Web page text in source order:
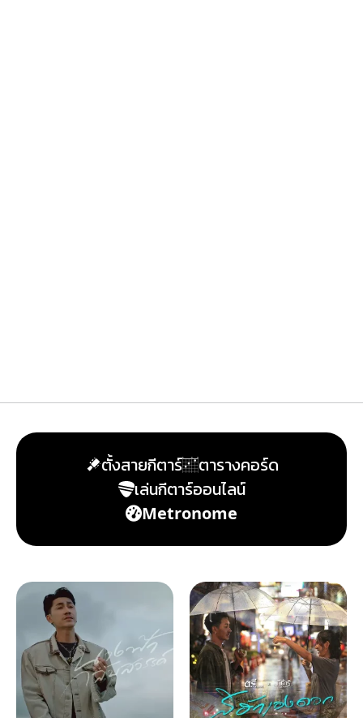
ตั้งสายกีตาร์
ตารางคอร์ด
เล่นกีตาร์ออนไลน์
Metronome